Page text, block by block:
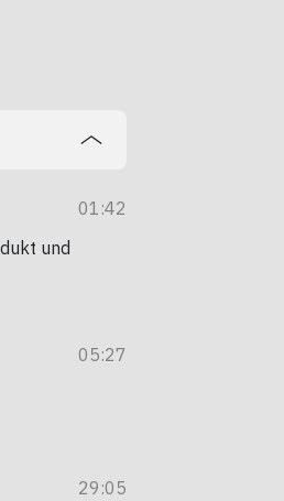
01:42
und
05:27
29:05